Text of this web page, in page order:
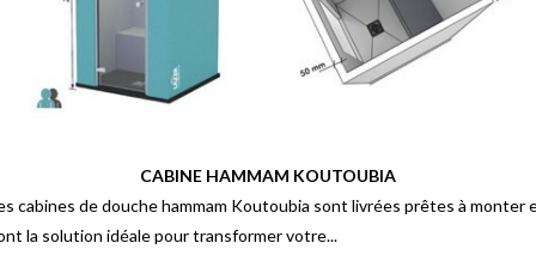
CABINE HAMMAM KOUTOUBIA
cabines de douche hammam Koutoubia sont livrées prêtes à monter
la solution idéale pour transformer votre...